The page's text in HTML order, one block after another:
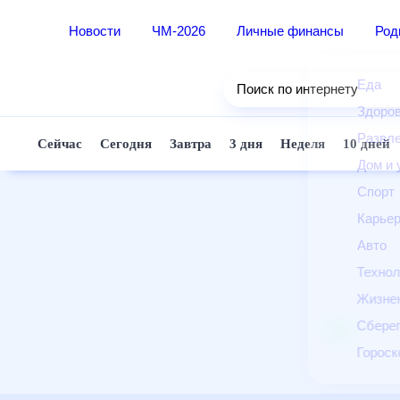
Новости ЧМ-2026 Личные финансы
Еда
Дом
Спорт
Авто
Поиск по интернету
Сейчас Сегодня Завтра 3 дня Неделя 10